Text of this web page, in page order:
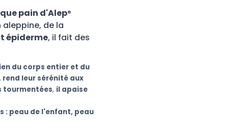
pain d'Alep®
de la
épiderme, il fait des
du corps entier et du
leur sérénité aux
tourmentées, il apaise
: peau de l'enfant, peau